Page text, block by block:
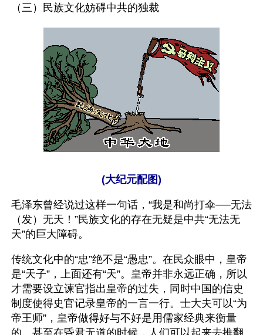
（三）民族文化妨碍中共的独裁
(大纪元配图)
毛泽东曾经说过这样一句话，“我是和尚打伞──无法
（发）无天！”民族文化的存在无疑是中共“无法无
天”的巨大障碍。
传统文化中的“忠”绝不是“愚忠”。在民众眼中，皇帝
是“天子”，上面还有“天”。皇帝并非永远正确，所以
才需要设立谏官指出皇帝的过失，同时中国的信史
制度使得史官记录皇帝的一言一行。士大夫可以“为
帝王师”，皇帝做得好与不好是用儒家经典来衡量
的。甚至在昏君无道的时候，人们可以起来去推翻